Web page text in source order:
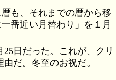
も、それまでの暦から移
番近い月替わり」を１月
日だった。これが、クリ
だ。冬至のお祝だ。